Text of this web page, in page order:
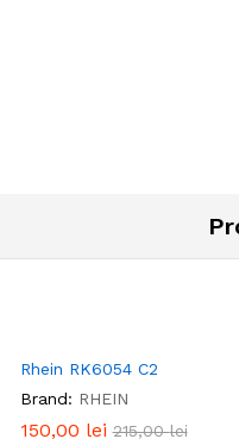
Rhein RK6054 C2
Brand: RHEIN
150,00 lei 215,00lei
150,00 lei 215,00lei